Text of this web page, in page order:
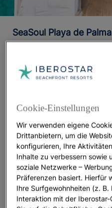
SeaSoul Playa de Palma: die beste Chillout-
Atmosphäre auf
Schließen Sie die Augen
folgenden Plan vor:ein
Lieblingscocktail in der
auf die Bucht von Palma.
Minute vom Strand
Das SeaSoul des
ein 4-Sterne-Hotel in
die Möglichkeit, all Ihre
sich nur einer Sache zu
Sekunde Ruhe in dieser
Cookie-Einstellungen
Wir verwenden eigene
Drittanbietern, um die
konfigurieren, Ihre
Inhalte zu verbessern sowie
soziale Netzwerke –
Präferenzen basiert. Hierfür
Ihre Surfgewohnheiten (z.
Interaktion mit der